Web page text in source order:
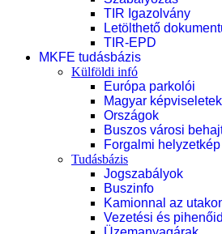
TIR Igazolvány
Letölthető
TIR-EPD
MKFE tudásbázis
Külföldi infó
Európa parkolói
Magyar
Országok
Buszos városi
Forgalmi helyzetkép
Tudásbázis
Jogszabályok
Buszinfo
Kamionnal az
Vezetési és